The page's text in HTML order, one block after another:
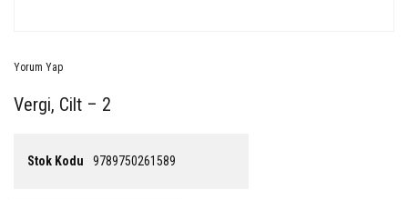
Yorum Yap
Vergi, Cilt – 2
Stok Kodu 9789750261589